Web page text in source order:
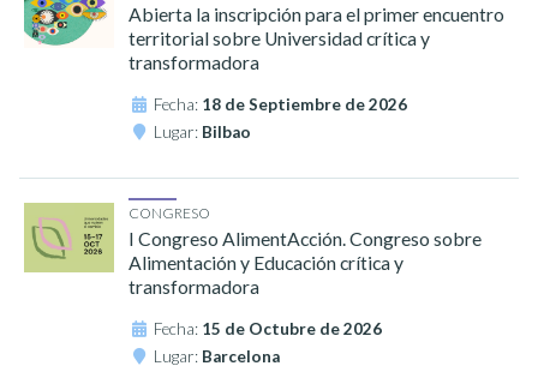
Abierta la inscripción para el primer encuentro
territorial sobre Universidad crítica y
transformadora
Fecha: 18 de Septiembre de 2026
Lugar: Bilbao
CONGRESO
I Congreso AlimentAcción. Congreso sobre
Alimentación y Educación crítica y
transformadora
Fecha: 15 de Octubre de 2026
Lugar: Barcelona